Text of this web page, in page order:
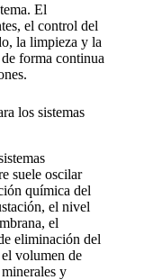
El
el control del
la limpieza y la
forma continua
los sistemas
suele oscilar
química del
el nivel
el
eliminación del
volumen de
y